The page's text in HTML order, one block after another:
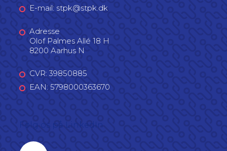
E-mail: stpk@stpk.dk
Adresse
Olof Palmes Allé 18 H
8200 Aarhus N
CVR: 39850885
EAN: 5798000363670
Linkedin profil